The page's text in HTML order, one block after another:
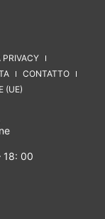
CONTATTO
(UE)
18: 00